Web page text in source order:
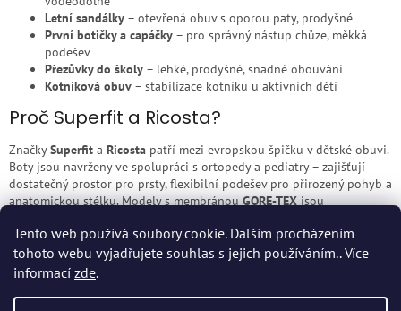
Tento web používá soubory cookie. Dalším procházením
tohoto webu vyjadřujete souhlas s jejich používáním.. Více
informací zde.
k
y
ý
p
s
Letní sandálky – otevřená obuv s oporou paty, prodyšné
První botičky a capáčky – pro správný nástup chůze, měkká
podešev
Přezůvky do školy – lehké, prodyšné, snadné obouvání
Kotníková obuv – stabilizace kotníku u aktivních dětí
Proč Superfit a Ricosta?
Značky Superfit a Ricosta patří mezi evropskou špičku v dětské obuvi.
Boty jsou navrženy ve spolupráci s ortopedy a pediatry – zajišťují
dostatečný prostor pro prsty, flexibilní podešev pro přirozený pohyb a
anatomickou stélku. Modely s membránou GORE-TEX jsou
každého počasí.